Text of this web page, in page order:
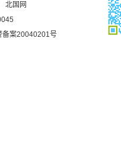
北国网
备案20040201号